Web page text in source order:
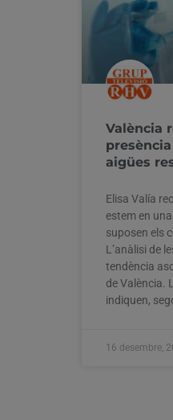
València
aigües
Elisa Valía
estem en
suposen els
L’anàlisi de
tendència
de València.
indiquen,